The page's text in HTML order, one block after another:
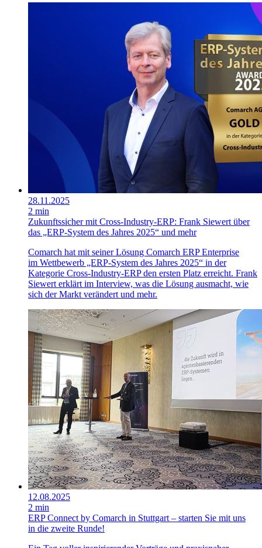
28.11.2025
2 min
Zukunftssicher mit Cross-Industry-ERP: Frank Siewert über
das „ERP-System des Jahres 2025“ und mehr
Comarch hat mit seiner Lösung Comarch ERP Enterprise
im Wettbewerb „ERP-System des Jahres 2025“ in der
Kategorie Cross-Industry-ERP den ersten Platz erreicht. Frank
Siewert erklärt im Interview, was die Lösung ausmacht, wie
sich der Markt verändert und mehr.
12.08.2025
2 min
ERP Connect by Comarch in Stuttgart – starten Sie mit uns
in die zweite Runde!